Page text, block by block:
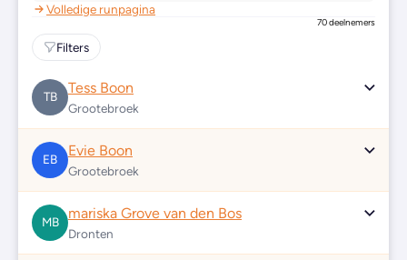
Volledige runpagina
70 deelnemers
Filters
TB
Tess Boon
Grootebroek
EB
Evie Boon
Grootebroek
MB
mariska Grove van den Bos
Dronten